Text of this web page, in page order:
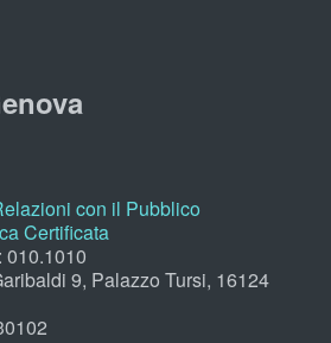
con il Pubblico
Certificata
010.1010
9, Palazzo Tursi, 16124